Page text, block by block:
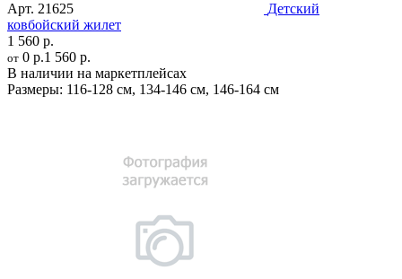
Арт. 21625
Детский
ковбойский жилет
1 560 р.
от 0 р.1 560 р.
В наличии на маркетплейсах
Размеры: 116-128 см, 134-146 см, 146-164 см